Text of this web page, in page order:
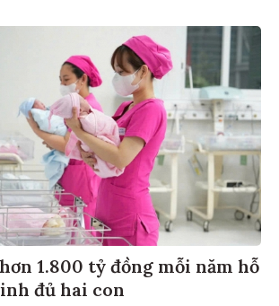
1.800 tỷ đồng mỗi năm hỗ
đủ hai con